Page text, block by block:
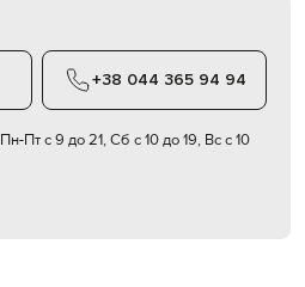
+38 044 365 94 94
Пн-Пт с 9 до 21, Сб с 10 до 19, Вс с 10